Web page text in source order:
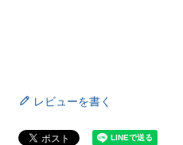
レビューを書く